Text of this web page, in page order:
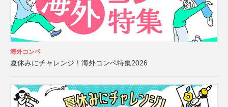
海外コンペ
夏休みにチャレンジ！海外コンペ特集2026